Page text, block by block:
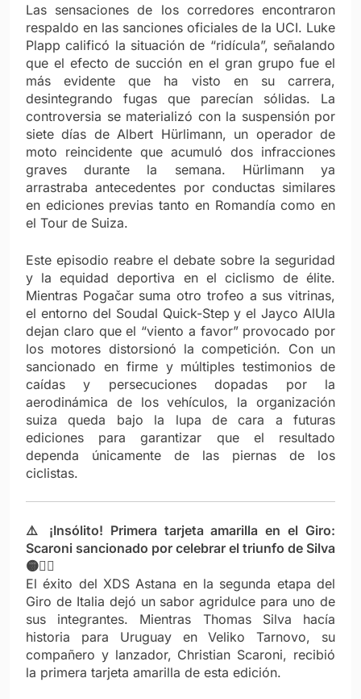
Las sensaciones de los corredores encontraron
respaldo en las sanciones oficiales de la UCI. Luke
Plapp calificó la situación de “ridícula”, señalando
que el efecto de succión en el gran grupo fue el
más evidente que ha visto en su carrera,
desintegrando fugas que parecían sólidas. La
controversia se materializó con la suspensión por
siete días de Albert Hürlimann, un operador de
moto reincidente que acumuló dos infracciones
graves durante la semana. Hürlimann ya
arrastraba antecedentes por conductas similares
en ediciones previas tanto en Romandía como en
el Tour de Suiza.
Este episodio reabre el debate sobre la seguridad
y la equidad deportiva en el ciclismo de élite.
Mientras Pogačar suma otro trofeo a sus vitrinas,
el entorno del Soudal Quick-Step y el Jayco AlUla
dejan claro que el “viento a favor” provocado por
los motores distorsionó la competición. Con un
sancionado en firme y múltiples testimonios de
caídas y persecuciones dopadas por la
aerodinámica de los vehículos, la organización
suiza queda bajo la lupa de cara a futuras
ediciones para garantizar que el resultado
dependa únicamente de las piernas de los
ciclistas.
⚠️ ¡Insólito! Primera tarjeta amarilla en el Giro:
Scaroni sancionado por celebrar el triunfo de Silva
🟡🚴‍♂️
El éxito del XDS Astana en la segunda etapa del
Giro de Italia dejó un sabor agridulce para uno de
sus integrantes. Mientras Thomas Silva hacía
historia para Uruguay en Veliko Tarnovo, su
compañero y lanzador, Christian Scaroni, recibió
la primera tarjeta amarilla de esta edición.